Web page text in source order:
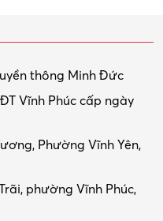
thông Minh Đức
Vĩnh Phúc cấp ngày
Phường Vĩnh Yên,
phường Vĩnh Phúc,